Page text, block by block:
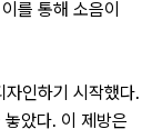
를 통해 소음이
자인하기 시작했다.
았다. 이 제방은